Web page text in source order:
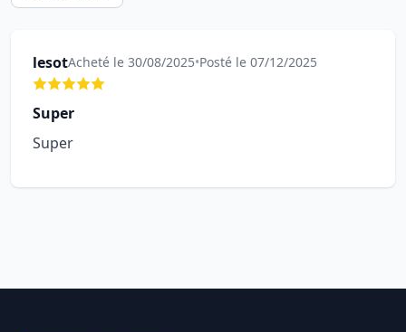
lesotAcheté le 30/08/2025•Posté le 07/12/2025
Super
Super